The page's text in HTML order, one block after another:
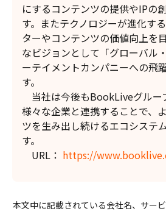
にするコンテンツの提供やIPの
す。またテクノロジーが進化す
ターやコンテンツの価値向上を
なビジョンとして「グローバル
ーテイメントカンパニーへの飛
す。
当社は今後もBookLiveグルー
様々な企業と連携することで、
ツを生み出し続けるエコシステ
す。
URL： https://
本文中に記載されている会社名、サー